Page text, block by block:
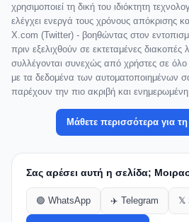
χρησιμοποιεί τη δική του ιδιόκτητη
ελέγχει ενεργά τους χρόνους απόκρισης
X.com (Twitter) - βοηθώντας στον
πριν εξελιχθούν σε εκτεταμένες διακοπές
συλλέγονται συνεχώς από χρήστες σε όλο
με τα δεδομένα των αυτοματοποιημένων
παρέχουν την πιο ακριβή και
Μάθετε περισσότερα για
Σας αρέσει αυτή η σελίδα;
🟢 WhatsApp ✈️ Telegram 𝕏